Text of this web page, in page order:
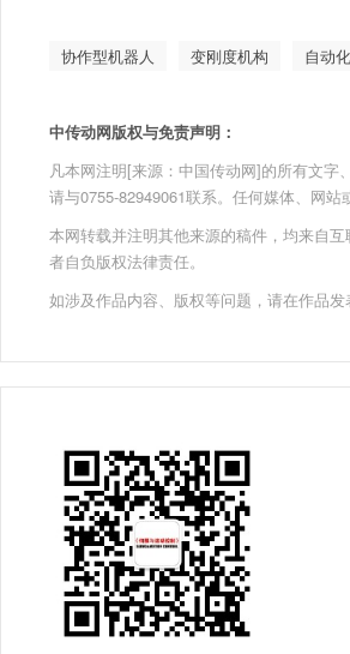
协作型机器人 变刚度机构 自动化
中传动网版权与免责声明：
凡本网注明[来源：中国传动网]的所有文字
请与0755-82949061联系。任何媒体、网
本网转载并注明其他来源的稿件，均来自
者自负版权法律责任。
如涉及作品内容、版权等问题，请在作品